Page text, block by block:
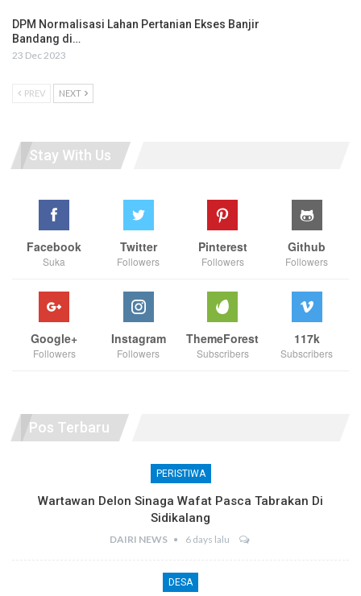
DPM Normalisasi Lahan Pertanian Ekses Banjir
Bandang di…
23 Dec 2023
PREV NEXT
Stay With Us
Facebook
Suka
Twitter
Followers
Pinterest
Followers
Github
Followers
Google+
Followers
Instagram
Followers
ThemeForest
Subscribers
117k
Subscribers
Pos Terbaru
PERISTIWA
Wartawan Delon Sinaga Wafat Pasca Tabrakan Di
Sidikalang
DAIRI NEWS 6 days lalu
DESA